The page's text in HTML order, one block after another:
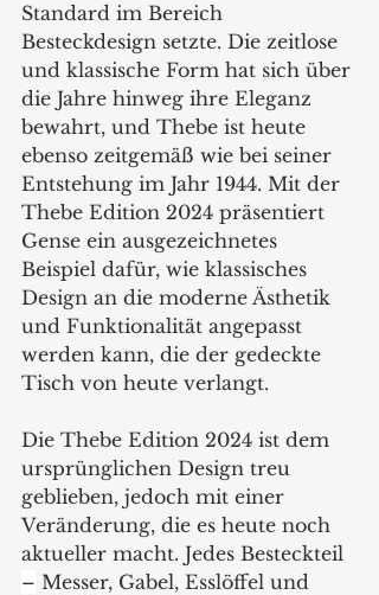
Standard im Bereich
Besteckdesign setzte. Die zeitlose
und klassische Form hat sich über
die Jahre hinweg ihre Eleganz
bewahrt, und Thebe ist heute
ebenso zeitgemäß wie bei seiner
Entstehung im Jahr 1944. Mit der
Thebe Edition 2024 präsentiert
Gense ein ausgezeichnetes
Beispiel dafür, wie klassisches
Design an die moderne Ästhetik
und Funktionalität angepasst
werden kann, die der gedeckte
Tisch von heute verlangt.
Die Thebe Edition 2024 ist dem
ursprünglichen Design treu
geblieben, jedoch mit einer
Veränderung, die es heute noch
aktueller macht. Jedes Besteckteil
– Messer, Gabel, Esslöffel und